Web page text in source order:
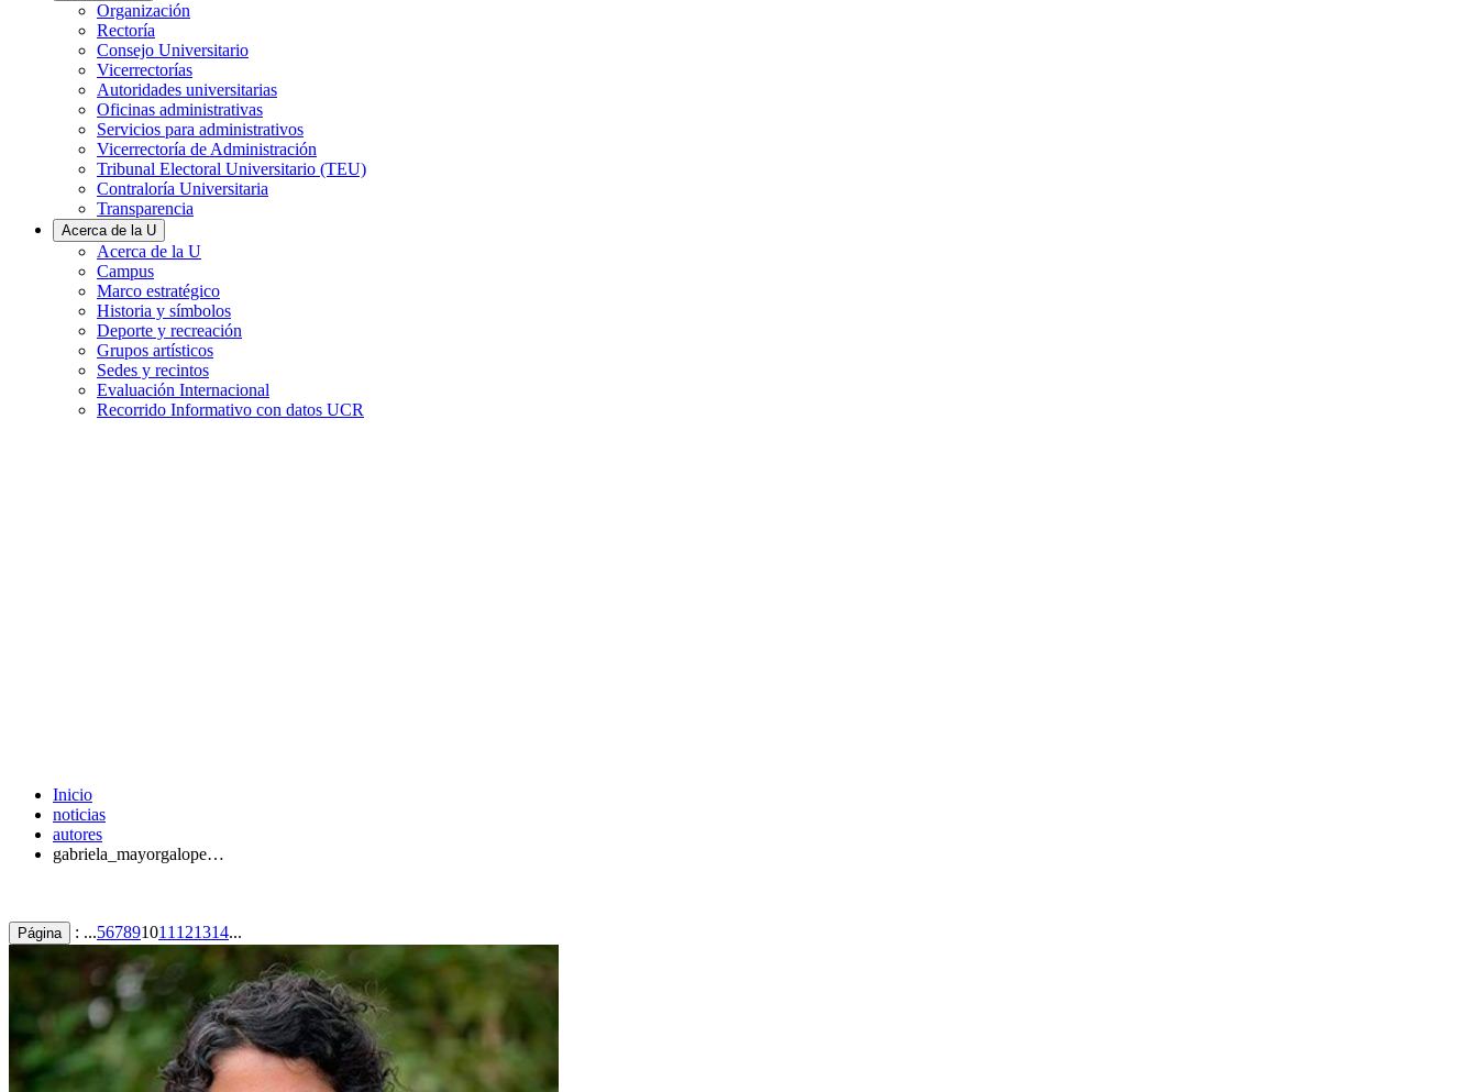
Organización
Rectoría
Consejo Universitario
Vicerrectorías
Autoridades universitarias
Oficinas administrativas
Servicios para administrativos
Vicerrectoría de Administración
Tribunal Electoral Universitario (TEU)
Contraloría Universitaria
Transparencia
Acerca de la U
Acerca de la U
Campus
Marco estratégico
Historia y símbolos
Deporte y recreación
Grupos artísticos
Sedes y recintos
Evaluación Internacional
Recorrido Informativo con datos UCR
Inicio
noticias
autores
gabriela_mayorgalope…
Página : ...567891011 121314...